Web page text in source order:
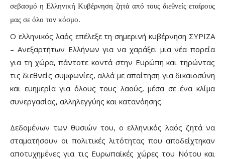
σεβασμό η Ελληνική Κυβέρνηση ζητά από τους διεθνείς εταίρους
μας σε όλο τον κόσμο.
Ο ελληνικός λαός επέλεξε τη σημερινή κυβέρνηση ΣΥΡΙΖΑ
– Ανεξαρτήτων Ελλήνων για να χαράξει μια νέα πορεία
για τη χώρα, πάντοτε κοντά στην Ευρώπη και τηρώντας
τις διεθνείς συμφωνίες, αλλά με απαίτηση για δικαιοσύνη
και ευημερία για όλους τους λαούς, μέσα σε ένα κλίμα
συνεργασίας, αλληλεγγύης και κατανόησης.
Δεδομένων των θυσιών του, ο ελληνικός λαός ζητά να
σταματήσουν οι πολιτικές λιτότητας που αποδείχτηκαν
αποτυχημένες για τις Ευρωπαϊκές χώρες του Νότου και